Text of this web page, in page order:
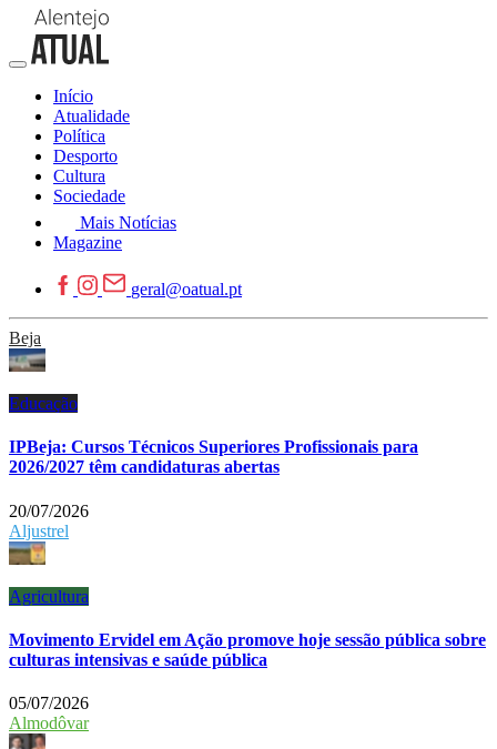
Início
Atualidade
Política
Desporto
Cultura
Sociedade
Mais Notícias
Magazine
geral@oatual.pt
Beja
Educação
IPBeja: Cursos Técnicos Superiores Profissionais para
2026/2027 têm candidaturas abertas
20/07/2026
Aljustrel
Agricultura
Movimento Ervidel em Ação promove hoje sessão pública sobre
culturas intensivas e saúde pública
05/07/2026
Almodôvar